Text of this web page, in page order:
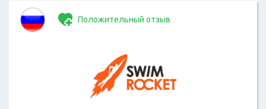
Положительный отзыв